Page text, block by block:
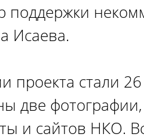
поддержки
Исаева.
проекта стали
две
и сайтов НКО.